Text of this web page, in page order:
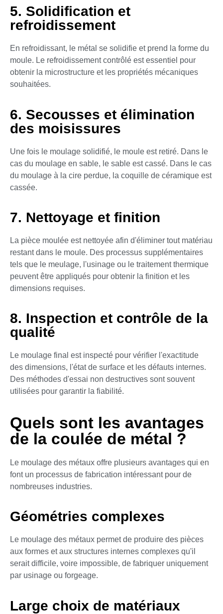
5. Solidification et
refroidissement
En refroidissant, le métal se solidifie et prend la forme du
moule. Le refroidissement contrôlé est essentiel pour
obtenir la microstructure et les propriétés mécaniques
souhaitées.
6. Secousses et élimination
des moisissures
Une fois le moulage solidifié, le moule est retiré. Dans le
cas du moulage en sable, le sable est cassé. Dans le cas
du moulage à la cire perdue, la coquille de céramique est
cassée.
7. Nettoyage et finition
La pièce moulée est nettoyée afin d'éliminer tout matériau
restant dans le moule. Des processus supplémentaires
tels que le meulage, l'usinage ou le traitement thermique
peuvent être appliqués pour obtenir la finition et les
dimensions requises.
8. Inspection et contrôle de la
qualité
Le moulage final est inspecté pour vérifier l'exactitude
des dimensions, l'état de surface et les défauts internes.
Des méthodes d'essai non destructives sont souvent
utilisées pour garantir la fiabilité.
Quels sont les avantages
de la coulée de métal ?
Le moulage des métaux offre plusieurs avantages qui en
font un processus de fabrication intéressant pour de
nombreuses industries.
Géométries complexes
Le moulage des métaux permet de produire des pièces
aux formes et aux structures internes complexes qu'il
serait difficile, voire impossible, de fabriquer uniquement
par usinage ou forgeage.
Large choix de matériaux